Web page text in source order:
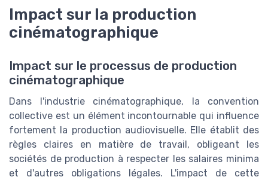
Impact sur la production
cinématographique
Impact sur le processus de production
cinématographique
Dans l'industrie cinématographique, la convention
collective est un élément incontournable qui influence
fortement la production audiovisuelle. Elle établit des
règles claires en matière de travail, obligeant les
sociétés de production à respecter les salaires minima
et d'autres obligations légales. L'impact de cette